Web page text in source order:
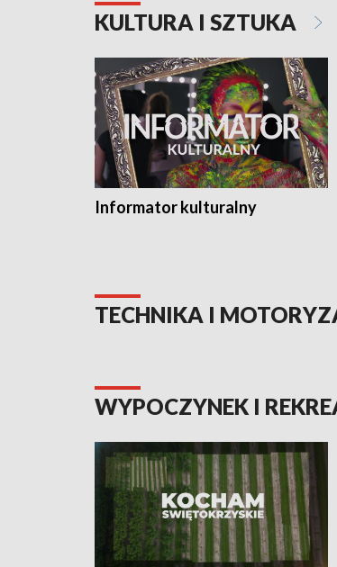
KULTURA I SZTUKA
Informator kulturalny
TECHNIKA I
WYPOCZYNEK I